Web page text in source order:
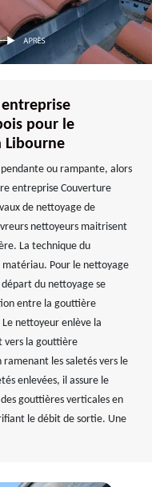
pour le
Libourne
ou rampante, alors
entreprise Couverture
de nettoyage de
nettoyeurs maitrisent
La technique du
matériau. Pour le nettoyage
du nettoyage se
entre la gouttière
nettoyeur enlève la
vers la gouttière
les saletés vers le
enlevées, il assure le
gouttières verticales en
le débit de sortie. Une